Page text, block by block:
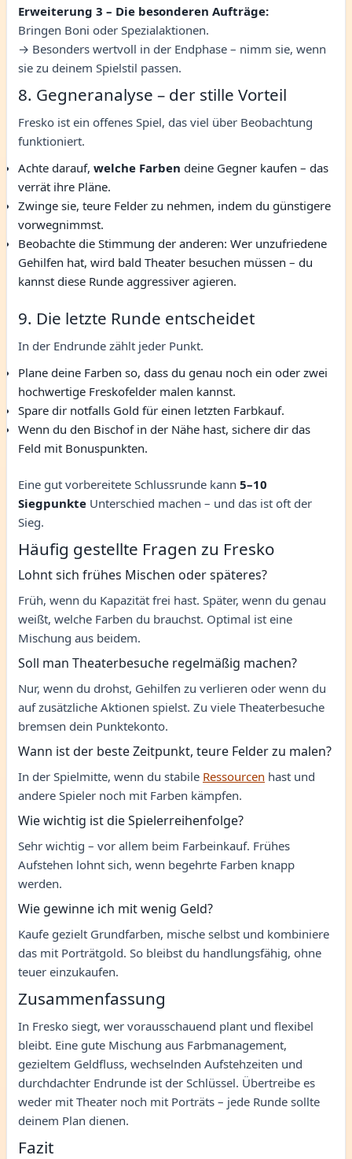
Erweiterung 3 – Die besonderen Aufträge:
Bringen Boni oder Spezialaktionen.
→ Besonders wertvoll in der Endphase – nimm sie, wenn
sie zu deinem Spielstil passen.
8. Gegneranalyse – der stille Vorteil
Fresko ist ein offenes Spiel, das viel über Beobachtung
funktioniert.
Achte darauf, welche Farben deine Gegner kaufen – das
verrät ihre Pläne.
Zwinge sie, teure Felder zu nehmen, indem du günstigere
vorwegnimmst.
Beobachte die Stimmung der anderen: Wer unzufriedene
Gehilfen hat, wird bald Theater besuchen müssen – du
kannst diese Runde aggressiver agieren.
9. Die letzte Runde entscheidet
In der Endrunde zählt jeder Punkt.
Plane deine Farben so, dass du genau noch ein oder zwei
hochwertige Freskofelder malen kannst.
Spare dir notfalls Gold für einen letzten Farbkauf.
Wenn du den Bischof in der Nähe hast, sichere dir das
Feld mit Bonuspunkten.
Eine gut vorbereitete Schlussrunde kann 5–10
Siegpunkte Unterschied machen – und das ist oft der
Sieg.
Häufig gestellte Fragen zu Fresko
Lohnt sich frühes Mischen oder späteres?
Früh, wenn du Kapazität frei hast. Später, wenn du genau
weißt, welche Farben du brauchst. Optimal ist eine
Mischung aus beidem.
Soll man Theaterbesuche regelmäßig machen?
Nur, wenn du drohst, Gehilfen zu verlieren oder wenn du
auf zusätzliche Aktionen spielst. Zu viele Theaterbesuche
bremsen dein Punktekonto.
Wann ist der beste Zeitpunkt, teure Felder zu malen?
In der Spielmitte, wenn du stabile Ressourcen hast und
andere Spieler noch mit Farben kämpfen.
Wie wichtig ist die Spielerreihenfolge?
Sehr wichtig – vor allem beim Farbeinkauf. Frühes
Aufstehen lohnt sich, wenn begehrte Farben knapp
werden.
Wie gewinne ich mit wenig Geld?
Kaufe gezielt Grundfarben, mische selbst und kombiniere
das mit Porträtgold. So bleibst du handlungsfähig, ohne
teuer einzukaufen.
Zusammenfassung
In Fresko siegt, wer vorausschauend plant und flexibel
bleibt. Eine gute Mischung aus Farbmanagement,
gezieltem Geldfluss, wechselnden Aufstehzeiten und
durchdachter Endrunde ist der Schlüssel. Übertreibe es
weder mit Theater noch mit Porträts – jede Runde sollte
deinem Plan dienen.
Fazit